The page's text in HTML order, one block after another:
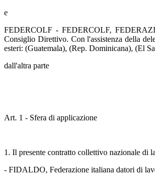
e
FEDERCOLF - FEDERCOLF,
Consiglio Direttivo. Con l'assistenza della
esteri: (Guatemala), (Rep. Dominicana), (El
dall'altra parte
Art. 1 - Sfera di applicazione
1. Il presente contratto collettivo nazionale di
- FIDALDO, Federazione italiana datori di